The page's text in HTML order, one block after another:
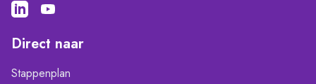
Direct naar
Stappenplan